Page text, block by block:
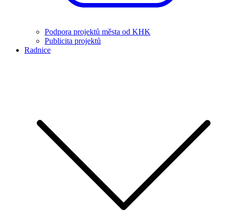
Podpora projektů města od KHK
Publicita projektů
Radnice